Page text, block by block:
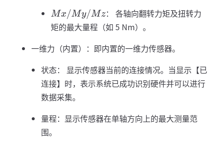
Mx/My/Mz
： 各轴向翻转力矩及扭转力
矩的最大量程（如 5 Nm）。
一维力（内置）：即内置的一维力传感器。
状态： 显示传感器当前的连接情况。当显示【已
连接】时，表示系统已成功识别硬件并可以进行
数据采集。
量程：显示传感器在单轴方向上的最大测量范
围。